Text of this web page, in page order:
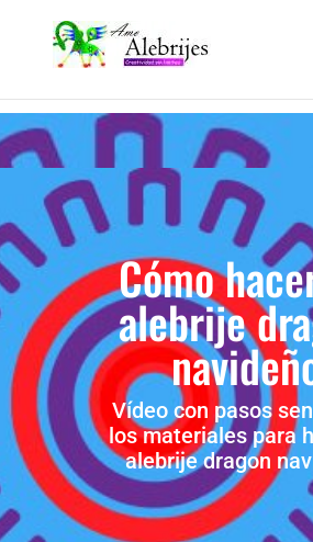
Cómo
alebrije
Vídeo con pasos
los materiales para
alebrije dragon